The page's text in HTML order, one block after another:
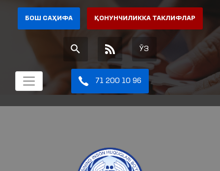
БОШ САҲИФА ҚОНУНЧИЛИККА ТАКЛИФЛАР
ЎЗ
71 200 10 96